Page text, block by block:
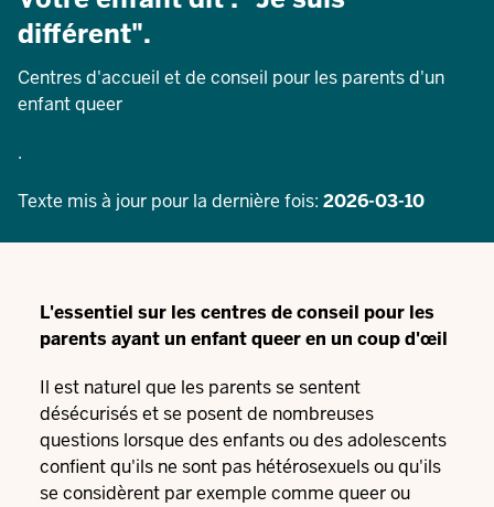
différent".
Centres d'accueil et de conseil pour les parents d'un
enfant queer
.
Texte mis à jour pour la dernière fois: 2026-03-10
L'essentiel sur les centres de conseil pour les
parents ayant un enfant queer en un coup d'œil
Il est naturel que les parents se sentent
désécurisés et se posent de nombreuses
questions lorsque des enfants ou des adolescents
confient qu'ils ne sont pas hétérosexuels ou qu'ils
se considèrent par exemple comme queer ou